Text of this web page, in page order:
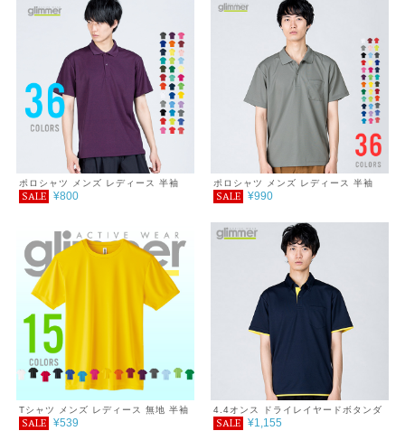
服 春 夏 秋 ゆったり 体型カバー コン
パクト アウトドア 海 キャンプ スポ
ーツ 運動会 ジム ウォーキング SALE
％OFF glimmer グリマー ドライ ジッ
プパーカー 4.4オンス
ポロシャツ メンズ レディース 半袖
4.4オンス ドライポロシャツ 3L～5L
SALE ¥800
ポロシャツ メンズ レディース 半袖
ドライポロシャツ(ポケット付) 4.4オ
SALE ¥990
Tシャツ メンズ レディース 無地 半袖
3.5oz インターロックドライTシャツ
SALE ¥539
4.4オンス ドライレイヤードボタンダ
ウンポロシャツ 3L～5L
SALE ¥1,155